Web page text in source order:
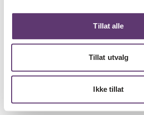
Tillat alle
Tillat utvalg
Ikke tillat